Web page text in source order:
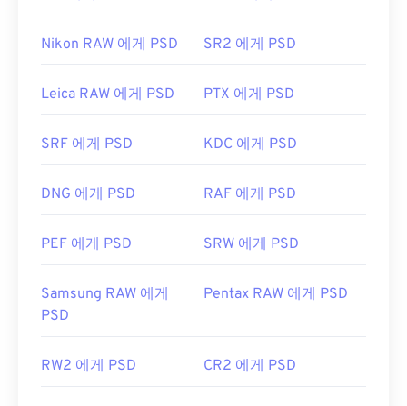
지 않습니다. 이를 해결하기 위해 PSD는 데이터를 압
축할 수 있는 파일 형식으로 변환되는 경우가 많습니
손실 압축을제공하는 PNG로 변환됩니다.
최초 출시: 1990년 2월 19일
https://www.lifewire.com/psd-file-2622194
Nikon RAW 에게 PSD SR2 에게 PSD
Leica RAW 에게 PSD PTX 에게 PSD
SRF 에게 PSD KDC 에게 PSD
DNG 에게 PSD RAF 에게 PSD
PEF 에게 PSD SRW 에게 PSD
Samsung RAW 에게
PSD
Pentax RAW 에게 PSD
RW2 에게 PSD CR2 에게 PSD